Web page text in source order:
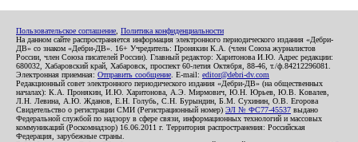
Пользовательское соглашение Политика конфиденциальности
На данном сайте распространяется информация электронного периодического издания «Дебри-
ДВ» со знаком «Дебри-ДВ». 16+ Учредитель: Пронякин К.А. (член Союза журналистов
России, член Союза писателей России). Главный редактор: Харитонова И.Ю. Адрес редакции:
680032, Хабаровский край, Хабаровск, проспект 60-летия Октября, 88-46, т./ф.84212296081.
Электронная приемная: Отправить сообщение . E-mail: editor@debri-dv.com
Редакционный совет электронного периодического издания «Дебри-ДВ» (на общественных
началах): К.А. Пронякин, И.Ю. Харитонова, А.Э. Мирмович, Ю.Н. Юрьев, Ю.В. Ковалев,
Л.Н. Левина, А.Ю. Жданов, Е.Н. Голубь, С.Н. Бурындин, Б.М. Сухинин, О.В. Егорова
Свидетельство о регистрации СМИ (Регистрационный номер) ЭЛ № ФС77-45537 выдано
Федеральной службой по надзору в сфере связи, информационных технологий и массовых
коммуникаций (Роскомнадзор) 16.06.2011 г. Территория распространения: Российская
Федерация, зарубежные страны.